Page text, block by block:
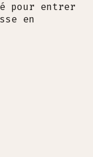
pour entrer
en